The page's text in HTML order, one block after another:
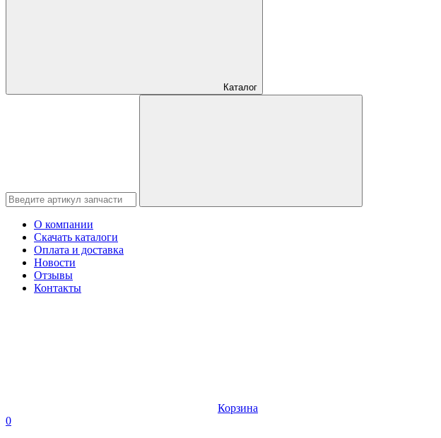
Каталог
О компании
Скачать каталоги
Оплата и доставка
Новости
Отзывы
Контакты
Корзина
0